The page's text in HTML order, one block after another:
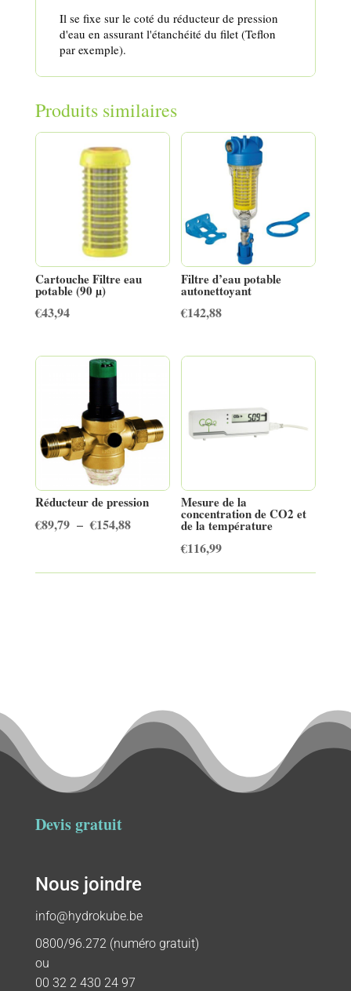
Il se fixe sur le coté du réducteur de pression
d'eau en assurant l'étanchéité du filet (Teflon
par exemple).
Produits similaires
Cartouche Filtre eau
potable (90 µ)
€43,94
Filtre d’eau potable
autonettoyant
€142,88
Réducteur de pression
€89,79 – €154,88Plage
Mesure de la
concentration de CO2 et
de la température
€116,99
Nous joindre
info@hydrokube.be
0800/96.272 (numéro gratuit)
ou
00 32 2 430 24 97
Devis gratuit